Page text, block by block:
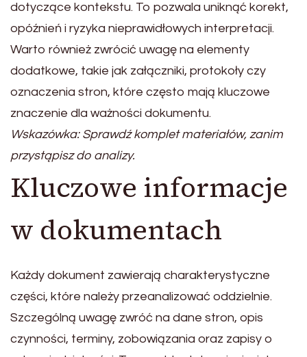
dotyczące kontekstu. To pozwala uniknąć korekt,
opóźnień i ryzyka nieprawidłowych interpretacji.
Warto również zwrócić uwagę na elementy
dodatkowe, takie jak załączniki, protokoły czy
oznaczenia stron, które często mają kluczowe
znaczenie dla ważności dokumentu.
Wskazówka: Sprawdź komplet materiałów, zanim
przystąpisz do analizy.
Kluczowe informacje
w dokumentach
Każdy dokument zawierają charakterystyczne
części, które należy przeanalizować oddzielnie.
Szczególną uwagę zwróć na dane stron, opis
czynności, terminy, zobowiązania oraz zapisy o